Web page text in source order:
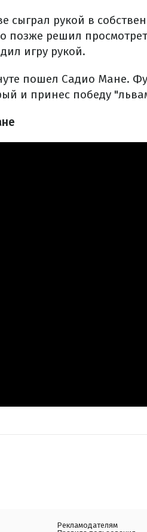
сыграл рукой в
позже решил
игру рукой.
пошел Садио Мане.
и принес победу
Рекламодателям